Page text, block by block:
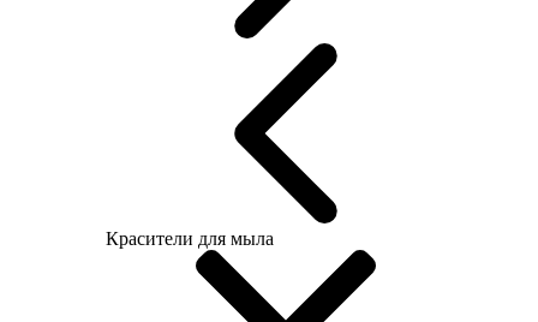
Красители для мыла